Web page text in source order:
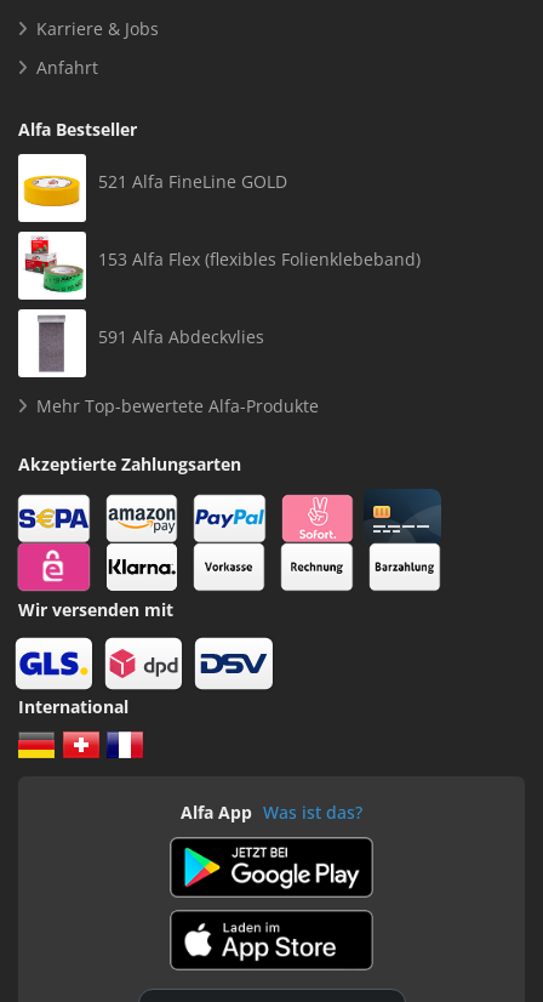
Karriere & Jobs
Anfahrt
Alfa Bestseller
521 Alfa FineLine GOLD
153 Alfa Flex (flexibles Folienklebeband)
591 Alfa Abdeckvlies
Mehr Top-bewertete Alfa-Produkte
Akzeptierte Zahlungsarten
Wir versenden mit
International
Alfa App Was ist das?